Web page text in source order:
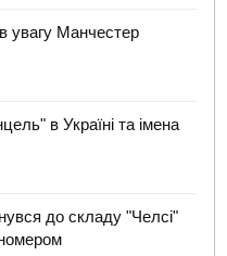
увагу Манчестер
в Україні та імена
до складу "Челсі"